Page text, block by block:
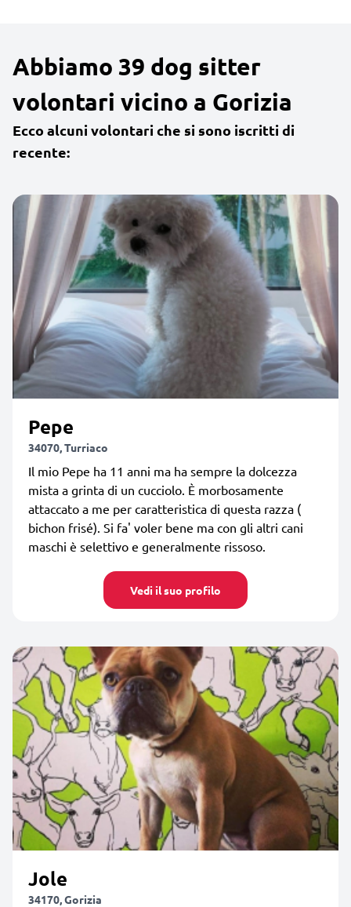
Abbiamo 39 dog sitter
volontari vicino a Gorizia
Ecco alcuni volontari che si sono iscritti di
recente:
Pepe
34070, Turriaco
Il mio Pepe ha 11 anni ma ha sempre la dolcezza
mista a grinta di un cucciolo. È morbosamente
attaccato a me per caratteristica di questa razza (
bichon frisé). Si fa' voler bene ma con gli altri cani
maschi è selettivo e generalmente rissoso.
Vedi il suo profilo
Jole
34170, Gorizia